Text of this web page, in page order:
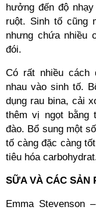
hưởng đến độ
ruột. Sinh tố cũng
nhưng chứa nhiều
đói.
Có rất nhiều cách
nhau vào sinh tố.
dụng rau bina, cải
thêm vị ngọt bằng
đào. Bổ sung một
tố càng đặc càng
tiêu hóa
SỮA VÀ CÁC SẢN
Emma Stevenson